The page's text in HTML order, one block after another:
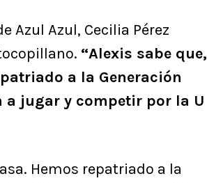
Azul Azul, Cecilia Pérez
“Alexis sabe que,
a la Generación
a jugar y competir por la U
Hemos repatriado a la